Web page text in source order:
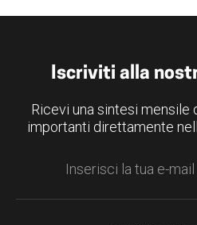
Iscriviti alla
Ricevi una sintesi mensile
importanti direttamente